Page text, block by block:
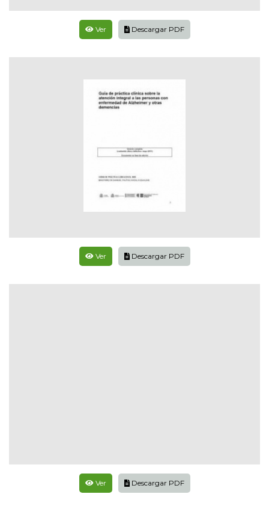
Ver Descargar PDF
Ver Descargar PDF
Ver Descargar PDF